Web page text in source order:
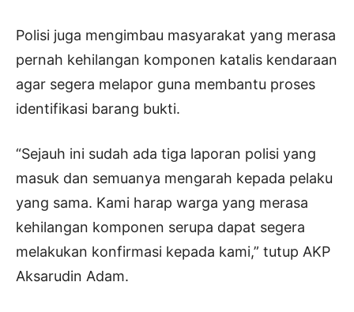
Polisi juga mengimbau masyarakat yang merasa
pernah kehilangan komponen katalis kendaraan
agar segera melapor guna membantu proses
identifikasi barang bukti.
“Sejauh ini sudah ada tiga laporan polisi yang
masuk dan semuanya mengarah kepada pelaku
yang sama. Kami harap warga yang merasa
kehilangan komponen serupa dapat segera
melakukan konfirmasi kepada kami,” tutup AKP
Aksarudin Adam.